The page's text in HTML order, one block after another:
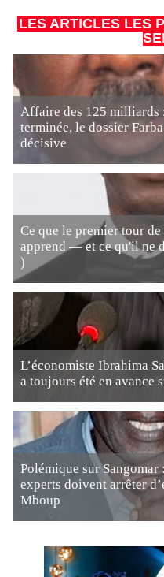
LES ARTICLES LES
Affaire des 125 milliards
terminée, le dossier
décisive
Ce que le premier tour
apprend — et ce qu'il ne
)
L’économiste Ibrahima
a toujours été en avance
Polémique sur Sangomar
experts doivent arrêter
Mboup